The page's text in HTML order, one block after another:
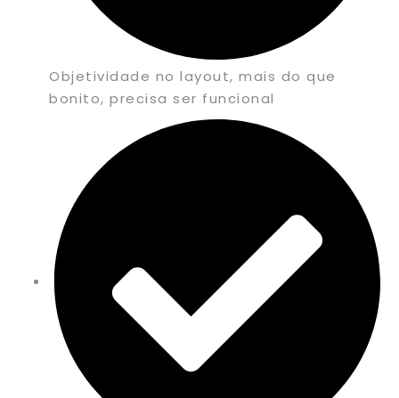
Objetividade no layout, mais do que
bonito, precisa ser funcional